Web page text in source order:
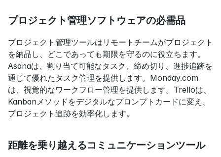
プロジェクト管理ソフトウェアの必需品
プロジェクト管理ツールはリモートチームがプロジェクト
を納品し、どこであっても期限を守るのに役立ちます。
Asanaは、割り当て可能なタスク、締め切り、進捗追跡を
通じて優れたタスク管理を提供します。Monday.com
は、視覚的なワークフロー管理を提供します。Trelloは、
Kanbanメソッドをデジタルなプロンプトカードに変え、
プロジェクト追跡を効率化します。
距離を乗り越えるコミュニケーションツール